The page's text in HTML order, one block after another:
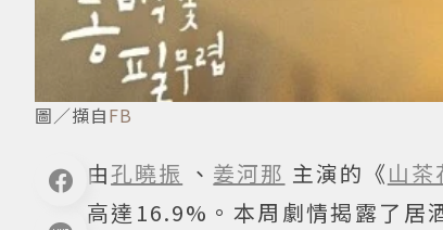
圖／擷自FB
由孔曉振 、 姜河那 主演的《山茶
高達16.9%。本周劇情揭露了居